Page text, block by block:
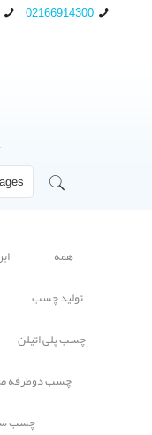
02166914300
همه
تولید چسب
چسب پلی اتیلن
چسب دوطرفه
چسب